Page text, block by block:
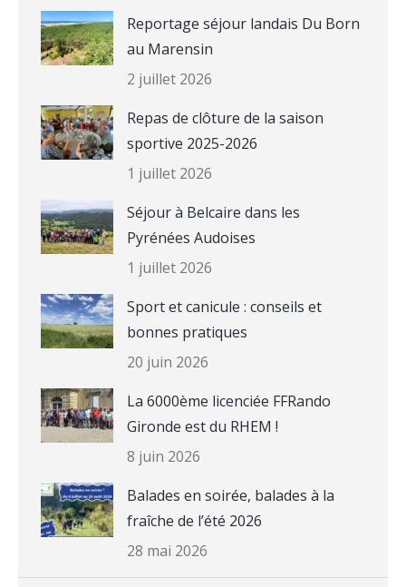
Reportage séjour landais Du Born
au Marensin
2 juillet 2026
Repas de clôture de la saison
sportive 2025-2026
1 juillet 2026
Séjour à Belcaire dans les
Pyrénées Audoises
1 juillet 2026
Sport et canicule : conseils et
bonnes pratiques
20 juin 2026
La 6000ème licenciée FFRando
Gironde est du RHEM !
8 juin 2026
Balades en soirée, balades à la
fraîche de l’été 2026
28 mai 2026